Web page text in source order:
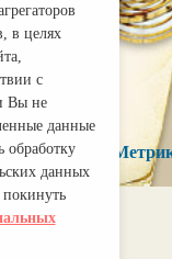
в целях
с
Вы не
данные
обработку
данных